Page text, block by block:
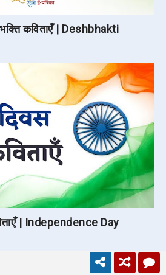
कविताएँ | Deshbhakti
| Independence Day